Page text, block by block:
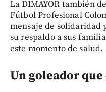
La DIMAYOR también
Fútbol Profesional
mensaje de solidaridad
su respaldo a sus
este momento de salud.
Un goleador